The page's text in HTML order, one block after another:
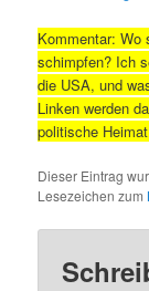
Kommentar: Wo
schimpfen? Ich
die USA, und
Linken werden
politische
Dieser Eintrag
Lesezeichen zum